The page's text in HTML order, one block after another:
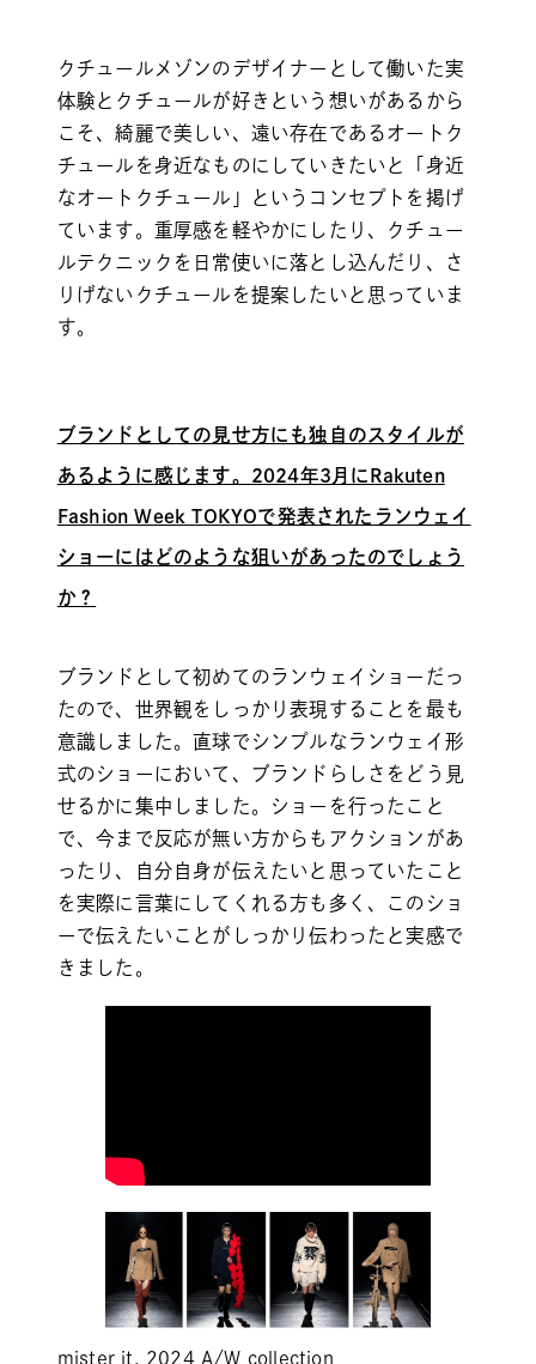
クチュールメゾンのデザイナーとして働いた実
体験とクチュールが好きという想いがあるから
こそ、綺麗で美しい、遠い存在であるオートク
チュールを身近なものにしていきたいと「身近
なオートクチュール」というコンセプトを掲げ
ています。重厚感を軽やかにしたり、クチュー
ルテクニックを日常使いに落とし込んだり、さ
りげないクチュールを提案したいと思っていま
す。
ブランドとしての見せ方にも独自のスタイルが
あるように感じます。2024年3月にRakuten
Fashion Week TOKYOで発表されたランウェイ
ショーにはどのような狙いがあったのでしょう
か？
ブランドとして初めてのランウェイショーだっ
たので、世界観をしっかり表現することを最も
意識しました。直球でシンプルなランウェイ形
式のショーにおいて、ブランドらしさをどう見
せるかに集中しました。ショーを行ったこと
で、今まで反応が無い方からもアクションがあ
ったり、自分自身が伝えたいと思っていたこと
を実際に言葉にしてくれる方も多く、このショ
ーで伝えたいことがしっかり伝わったと実感で
きました。
mister it. 2024 A/W collection